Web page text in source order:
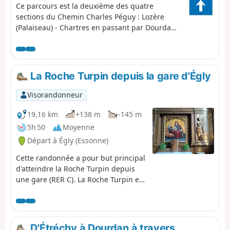
Ce parcours est la deuxième des quatre
sections du Chemin Charles Péguy : Lozère
(Palaiseau) - Chartres en passant par Dourdan.
célébra les deux pèlerinages (faits en 1912 puis
1913 en 4 jours aller-retour) par un poème
resté célèbre. C'est l'étape de transition : des
vallées et ondulations du Hurepoix au plateau
beauceron.
La Roche Turpin depuis la gare d'Égly
Visorandonneur
19,16 km
+138 m
-145 m
5h 50
Moyenne
Départ à Égly (Essonne)
Cette randonnée a pour but principal
d'atteindre la Roche Turpin depuis
une gare (RER C). La Roche Turpin est
constitué d'un plateau gréseux et de
ses pentes, recouverts d'une très
belle forêt peuplée majoritairement